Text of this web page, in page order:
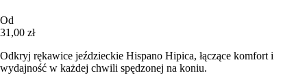
Od
31,00 zł
Odkryj rękawice jeździeckie Hispano Hipica, łączące komfort i
wydajność w każdej chwili spędzonej na koniu.